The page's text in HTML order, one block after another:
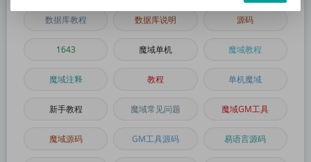
数据库教程 数据库说明 源码
1643 魔域单机 魔域教程
魔域注释 教程 单机魔域
新手教程 魔域常见问题 魔域GM工具
魔域源码 GM工具源码 易语言源码